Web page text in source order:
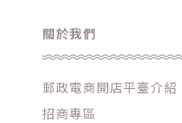
品牌手機
通信產品
關於我們
郵政電商開店平臺介紹
招商專區